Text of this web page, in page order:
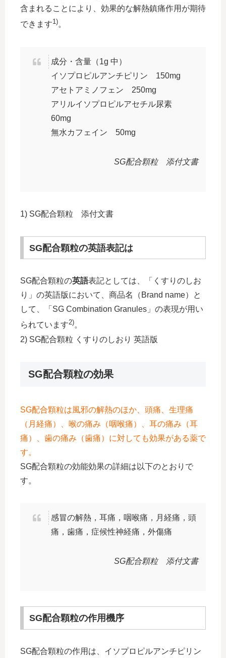
含まれることにより、効果的な解熱鎮痛作用が期待
できます1)。
成分・含量（1g 中）
イソプロピルアンチピリン 150mg
アセトアミノフェン 250mg
アリルイソプロピルアセチル尿素
60mg
無水カフェイン 50mg
SG配合顆粒 添付文書
1) SG配合顆粒 添付文書
SG配合顆粒の英語表記は
SG配合顆粒の英語表記としては、「くすりのしお
り」の英語版において、商品名（Brand name）と
して、「SG Combination Granules」の表現が用い
られています2)。
2) SG配合顆粒 くすりのしおり 英語版
SG配合顆粒の効果
SG配合顆粒は風邪の解熱のほか、頭痛、生理痛
（月経痛）、喉の痛み（咽喉痛）、耳の痛み（耳
痛）、歯の痛み（歯痛）に対しても効果がある薬で
す。
SG配合顆粒の効能効果の詳細は以下のとおりで
す。
感冒の解熱，耳痛，咽喉痛，月経痛，頭
痛，歯痛，症候性神経痛，外傷痛
SG配合顆粒 添付文書
SG配合顆粒の作用機序
SG配合顆粒の作用は、イソプロピルアンチピリン